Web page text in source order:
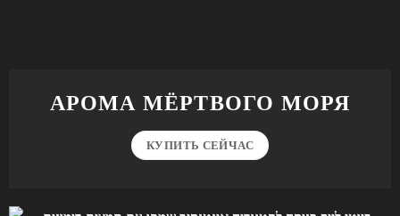
АРОМА МЁРТВОГО МОРЯ
КУПИТЬ СЕЙЧАС